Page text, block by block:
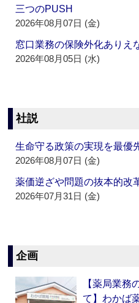
三つのPUSH
2026年08月07日 (金)
窓口業務の保険外化ありえ
2026年08月05日 (水)
社説
生命守る政策の実現を最優
2026年08月07日 (金)
薬価逆ざや問題の抜本的改
2026年07月31日 (金)
企画
【薬局業務
て】わかば